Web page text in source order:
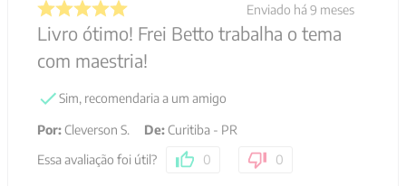
Enviado há 9 meses
Livro ótimo! Frei Betto trabalha o tema
com maestria!
Sim, recomendaria a um amigo
Por:Cleverson S. De:Curitiba - PR
Essa avaliação foi útil?
0 0